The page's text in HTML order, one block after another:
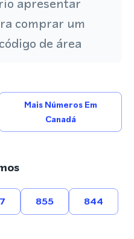
comprar um
de área
Mais Números Em
Canadá
855 844